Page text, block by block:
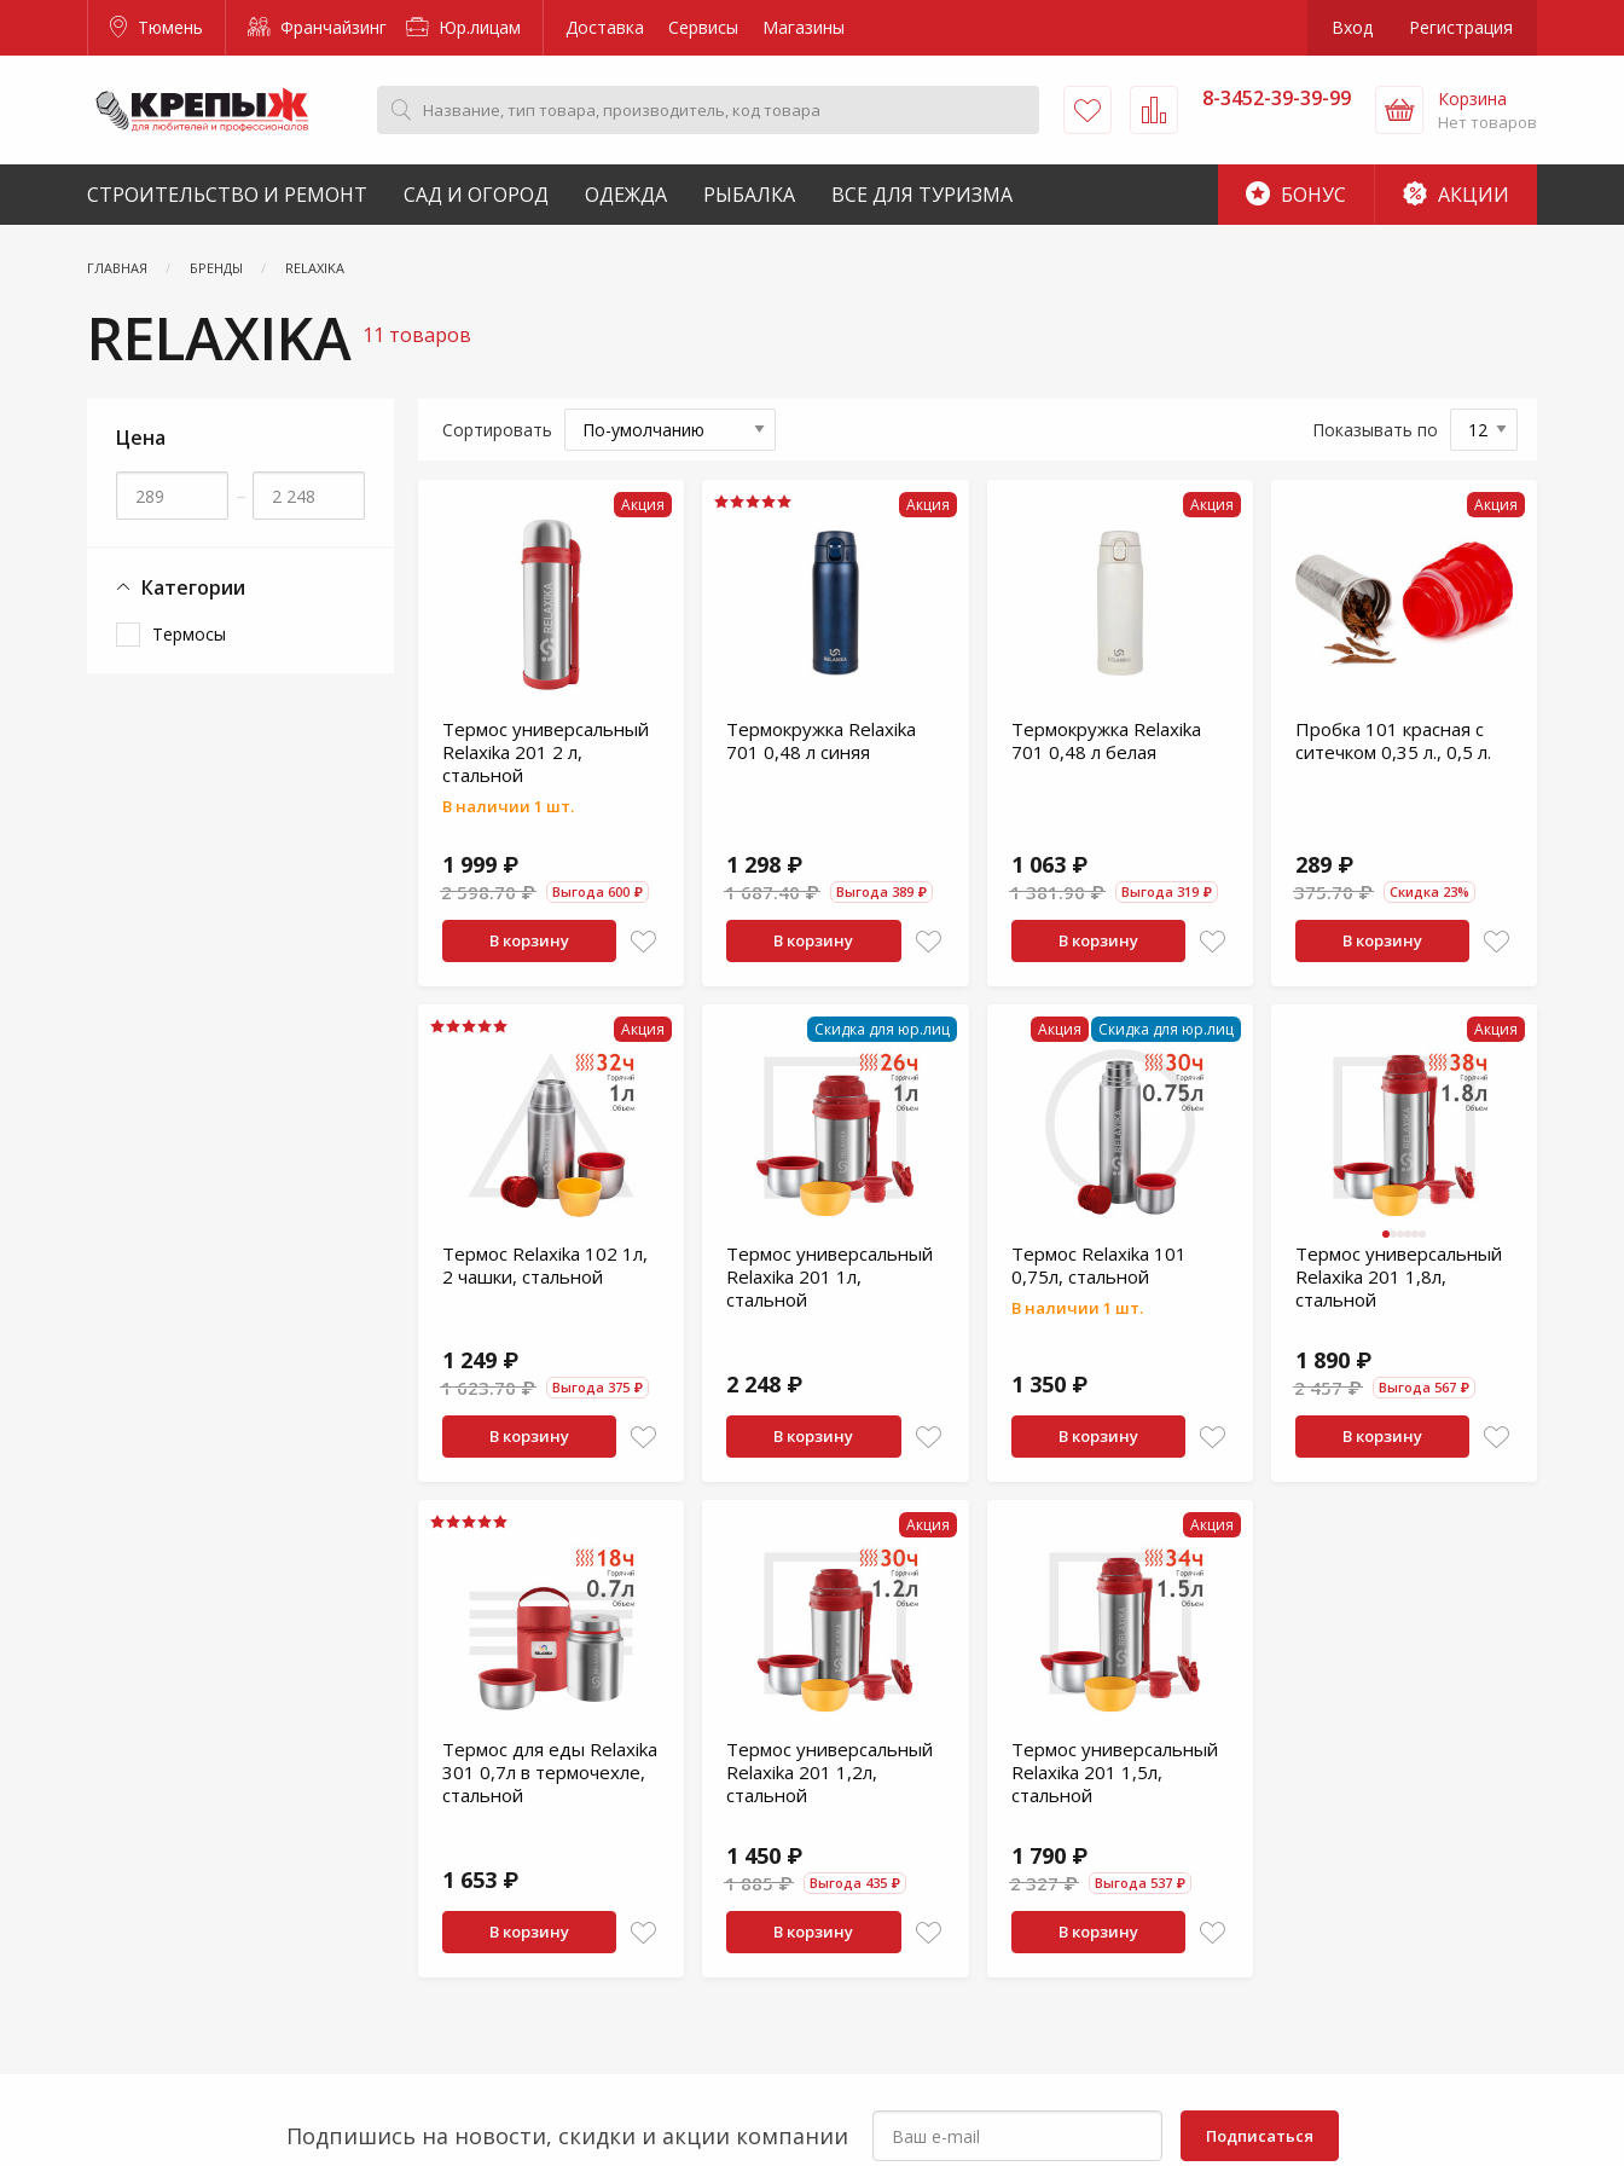
Тюмень Франчайзинг Юр.лицам Доставка Сервисы Магазины Вход Регистрация
8-3452-39-39-99 Корзина
Нет товаров
СТРОИТЕЛЬСТВО И РЕМОНТ САД И ОГОРОД ОДЕЖДА РЫБАЛКА ВСЕ ДЛЯ ТУРИЗМА БОНУС АКЦИИ
ГЛАВНАЯ БРЕНДЫ RELAXIKA
RELAXIKA 11 товаров
Цена
–
Категории
Термосы
Сортировать Показывать по
Акция
Термос универсальный
Relaxika 201 2 л,
стальной
В наличии 1 шт.
1 999 ₽
2 598.70 ₽ Выгода 600 ₽
В корзину
Акция
Термокружка Relaxika
701 0,48 л синяя
1 298 ₽
1 687.40 ₽ Выгода 389 ₽
В корзину
Акция
Термокружка Relaxika
701 0,48 л белая
1 063 ₽
1 381.90 ₽ Выгода 319 ₽
В корзину
Акция
Пробка 101 красная с
ситечком 0,35 л., 0,5 л.
289 ₽
375.70 ₽ Скидка 23%
В корзину
Акция
Термос Relaxika 102 1л,
2 чашки, стальной
1 249 ₽
1 623.70 ₽ Выгода 375 ₽
В корзину
Скидка для юр.лиц
Термос универсальный
Relaxika 201 1л,
стальной
2 248 ₽
В корзину
Акция Скидка для юр.лиц
Термос Relaxika 101
0,75л, стальной
В наличии 1 шт.
1 350 ₽
В корзину
Акция
Термос универсальный
Relaxika 201 1,8л,
стальной
1 890 ₽
2 457 ₽ Выгода 567 ₽
В корзину
Термос для еды Relaxika
301 0,7л в термочехле,
стальной
1 653 ₽
В корзину
Акция
Термос универсальный
Relaxika 201 1,2л,
стальной
1 450 ₽
1 885 ₽ Выгода 435 ₽
В корзину
Акция
Термос универсальный
Relaxika 201 1,5л,
стальной
1 790 ₽
2 327 ₽ Выгода 537 ₽
В корзину
Подпишись на новости, скидки и акции компании Подписаться